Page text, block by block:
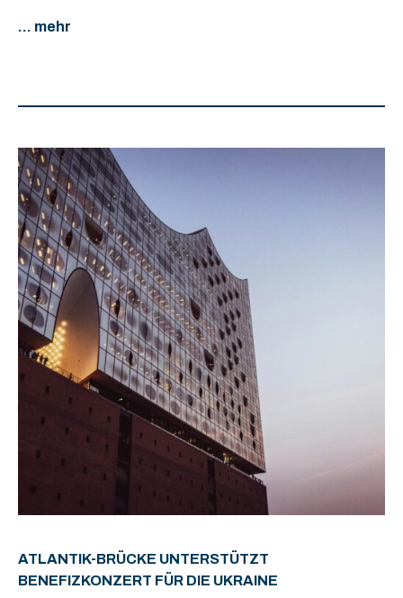
... mehr
ATLANTIK-BRÜCKE UNTERSTÜTZT
BENEFIZKONZERT FÜR DIE UKRAINE